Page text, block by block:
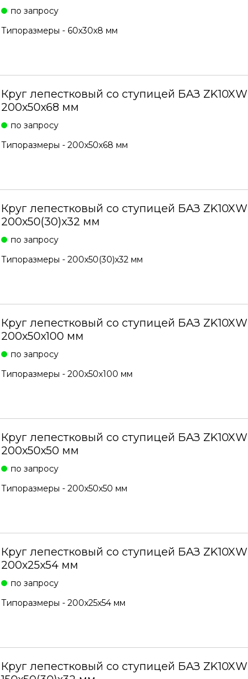
по запросу
Типоразмеры - 60х30х8 мм
Круг лепестковый со ступицей БАЗ ZK10XW
200х50х68 мм
по запросу
Типоразмеры - 200х50х68 мм
Круг лепестковый со ступицей БАЗ ZK10XW
200х50(30)х32 мм
по запросу
Типоразмеры - 200х50(30)х32 мм
Круг лепестковый со ступицей БАЗ ZK10XW
200х50х100 мм
по запросу
Типоразмеры - 200х50х100 мм
Круг лепестковый со ступицей БАЗ ZK10XW
200х50х50 мм
по запросу
Типоразмеры - 200х50х50 мм
Круг лепестковый со ступицей БАЗ ZK10XW
200х25х54 мм
по запросу
Типоразмеры - 200х25х54 мм
Круг лепестковый со ступицей БАЗ ZK10XW